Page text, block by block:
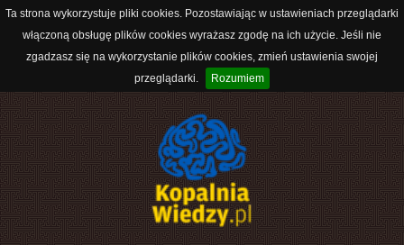
Ta strona wykorzystuje pliki cookies. Pozostawiając w ustawieniach przeglądarki
włączoną obsługę plików cookies wyrażasz zgodę na ich użycie. Jeśli nie
zgadzasz się na wykorzystanie plików cookies, zmień ustawienia swojej
przeglądarki.
Rozumiem